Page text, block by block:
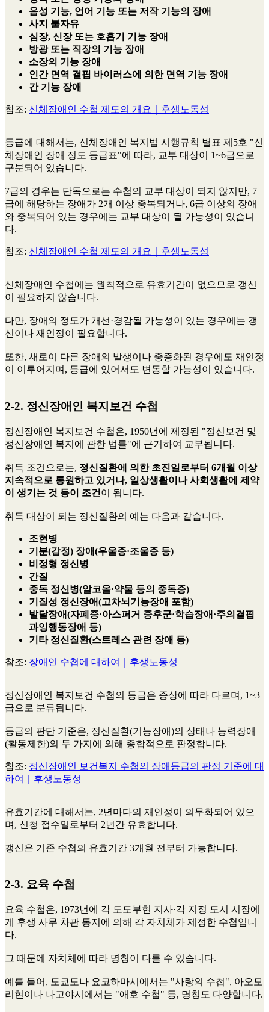
음성 기능, 언어 기능 또는 저작 기능의 장애
사지 불자유
심장, 신장 또는 호흡기 기능 장애
방광 또는 직장의 기능 장애
소장의 기능 장애
인간 면역 결핍 바이러스에 의한 면역 기능 장애
간 기능 장애
참조: 신체장애인 수첩 제도의 개요｜후생노동성
등급에 대해서는, 신체장애인 복지법 시행규칙 별표 제5호 "신
체장애인 장애 정도 등급표"에 따라, 교부 대상이 1~6급으로
구분되어 있습니다.
7급의 경우는 단독으로는 수첩의 교부 대상이 되지 않지만, 7
급에 해당하는 장애가 2개 이상 중복되거나, 6급 이상의 장애
와 중복되어 있는 경우에는 교부 대상이 될 가능성이 있습니
다.
참조: 신체장애인 수첩 제도의 개요｜후생노동성
신체장애인 수첩에는 원칙적으로 유효기간이 없으므로 갱신
이 필요하지 않습니다.
다만, 장애의 정도가 개선·경감될 가능성이 있는 경우에는 갱
신이나 재인정이 필요합니다.
또한, 새로이 다른 장애의 발생이나 중증화된 경우에도 재인정
이 이루어지며, 등급에 있어서도 변동할 가능성이 있습니다.
2-2. 정신장애인 복지보건 수첩
정신장애인 복지보건 수첩은, 1950년에 제정된 "정신보건 및
정신장애인 복지에 관한 법률"에 근거하여 교부됩니다.
취득 조건으로는, 정신질환에 의한 초진일로부터 6개월 이상
지속적으로 통원하고 있거나, 일상생활이나 사회생활에 제약
이 생기는 것 등이 조건 이 됩니다.
취득 대상이 되는 정신질환의 예는 다음과 같습니다.
조현병
기분(감정) 장애(우울증·조울증 등)
비정형 정신병
간질
중독 정신병(알코올·약물 등의 중독증)
기질성 정신장애(고차뇌기능장애 포함)
발달장애(자폐증·아스퍼거 증후군·학습장애·주의결핍
과잉행동장애 등)
기타 정신질환(스트레스 관련 장애 등)
참조: 장애인 수첩에 대하여｜후생노동성
정신장애인 복지보건 수첩의 등급은 증상에 따라 다르며, 1~3
급으로 분류됩니다.
등급의 판단 기준은, 정신질환(기능장애)의 상태나 능력장애
(활동제한)의 두 가지에 의해 종합적으로 판정합니다.
참조: 정신장애인 보건복지 수첩의 장애등급의 판정 기준에 대
하여｜후생노동성
유효기간에 대해서는, 2년마다의 재인정이 의무화되어 있으
며, 신청 접수일로부터 2년간 유효합니다.
갱신은 기존 수첩의 유효기간 3개월 전부터 가능합니다.
2-3. 요육 수첩
요육 수첩은, 1973년에 각 도도부현 지사·각 지정 도시 시장에
게 후생 사무 차관 통지에 의해 각 자치체가 제정한 수첩입니
다.
그 때문에 자치체에 따라 명칭이 다를 수 있습니다.
예를 들어, 도쿄도나 요코하마시에서는 "사랑의 수첩", 아오모
리현이나 나고야시에서는 "애호 수첩" 등, 명칭도 다양합니다.